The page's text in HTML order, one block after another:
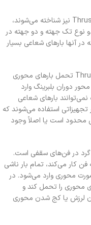
بلبرینگ‌های کف گرد، که به نام Thrust Ball Bearings نیز شناخته می‌شوند،
نوع تک جهته و دو جهته در
آنها بارهای شعاعی بسیار
وظیفه بلبرینگ‌های کف گرد یا Thrust Ball Bearings تحمل بارهای محوری
دوران بلبرینگ وارد
بارهای شعاعی
تجهیزاتی استفاده می‌شوند که
محدود است یا اصلاً وجود
گرد در فن‌های سقفی است.
کار می‌کند، تمام بار ناشی
صورت محوری وارد می‌شود. در
محوری را تحمل کند و
لرزش یا کج شدن محوری